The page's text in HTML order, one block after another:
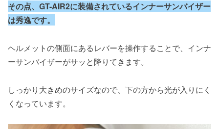
その点、GT-AIR2に装備されているインナーサンバイザー
は秀逸です。
ヘルメットの側面にあるレバーを操作することで、インナ
ーサンバイザーがサッと降りてきます。
しっかり大きめのサイズなので、下の方から光が入りにく
くなっています。